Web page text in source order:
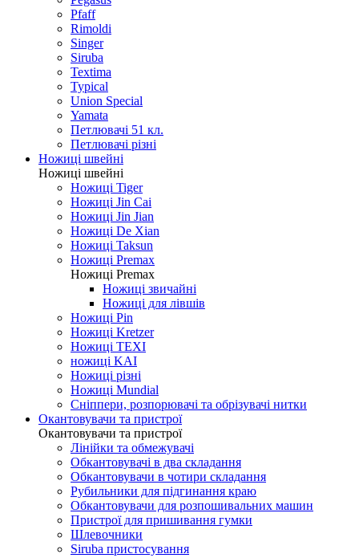
Pfaff
Rimoldi
Singer
Siruba
Textima
Typical
Union Special
Yamata
Петлювачі 51 кл.
Петлювачі різні
Ножиці швейні
Ножиці швейні
Ножиці Tiger
Ножиці Jin Cai
Ножиці Jin Jian
Ножиці De Xian
Ножиці Taksun
Ножиці Premax
Ножиці Premax
Ножиці звичайні
Ножиці для лівшів
Ножиці Pin
Ножиці Kretzer
Ножиці TEXI
ножиці KAI
Ножиці різні
Ножиці Mundial
Сніппери, розпорювачі та обрізувачі нитки
Окантовувачи та пристрої
Окантовувачи та пристрої
Лінійки та обмежувачі
Обкантовувачі в два складання
Обкантовувачи в чотири складання
Рубильники для підгинання краю
Обкантовувачи для розпошивальних машин
Пристрої для пришивання гумки
Шлевочники
Siruba пристосування